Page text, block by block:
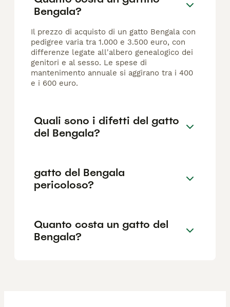
Bengala?
Il prezzo di acquisto di un gatto Bengala con
pedigree varia tra 1.000 e 3.500 euro, con
differenze legate all'albero genealogico dei
genitori e al sesso. Le spese di
mantenimento annuale si aggirano tra i 400
e i 600 euro.
Quali sono i difetti del gatto
del Bengala?
gatto del Bengala
pericoloso?
Quanto costa un gatto del
Bengala?